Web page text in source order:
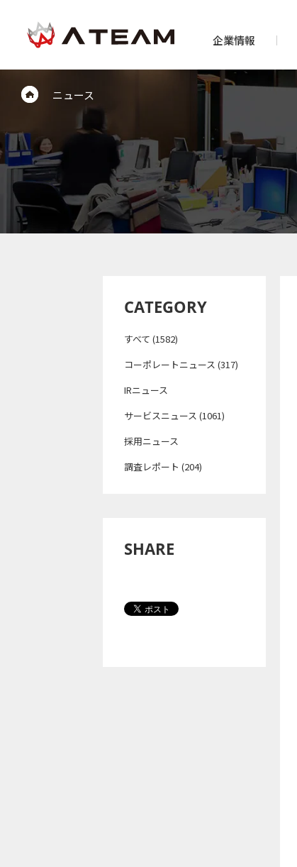
企業情報
ニュース
CATEGORY
すべて (1582)
コーポレートニュース (317)
IRニュース
サービスニュース (1061)
採用ニュース
調査レポート (204)
SHARE